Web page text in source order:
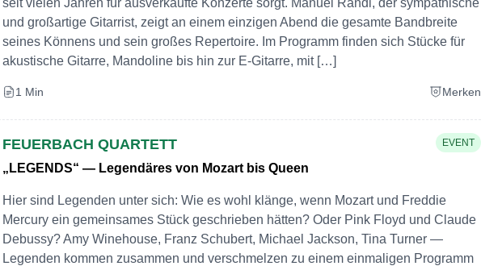
seit vielen Jahren für ausverkaufte Konzerte sorgt. Manuel Randi, der sympathische
und großartige Gitarrist, zeigt an einem einzigen Abend die gesamte Bandbreite
seines Könnens und sein großes Repertoire. Im Programm finden sich Stücke für
akustische Gitarre, Mandoline bis hin zur E-Gitarre, mit […]
1 Min Merken
FEUERBACH QUARTETT EVENT
„LEGENDS“ — Legendäres von Mozart bis Queen
Hier sind Legenden unter sich: Wie es wohl klänge, wenn Mozart und Freddie
Mercury ein gemeinsames Stück geschrieben hätten? Oder Pink Floyd und Claude
Debussy? Amy Winehouse, Franz Schubert, Michael Jackson, Tina Turner —
Legenden kommen zusammen und verschmelzen zu einem einmaligen Programm